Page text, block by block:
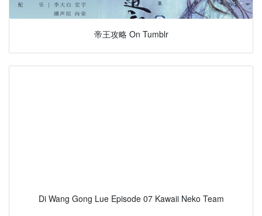
帝王攻略 On Tumblr
Di Wang Gong Lue Episode 07 Kawaii Neko Team